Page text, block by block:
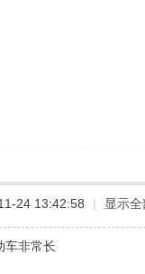
24 13:42:58 | 显示
车非常长